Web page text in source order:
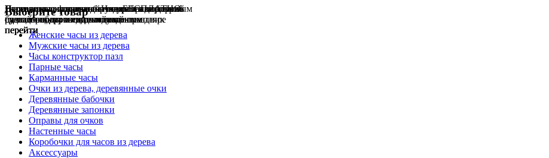
Гравировка на часахобычнаяБЕСПЛАТНО
сделай подарок индивидуальным
перейти
Деревянные флешкии ручкис гравировкой
сделаем подарок эксклюзивным
перейти
Настенные резныечасыНатуральное дерево
ручная работа в единичном экземпляре
перейти
Парные часыотличный подарок влюблённым
на годовщину или семейный праздник
перейти
Деревянные оправыдля очковбез диоптрий
будь стильным всегда и везде
перейти
Выберите товар
Женские часы из дерева
Мужские часы из дерева
Часы конструктор пазл
Парные часы
Карманные часы
Очки из дерева, деревянные очки
Деревянные бабочки
Деревянные запонки
Оправы для очков
Настенные часы
Коробочки для часов из дерева
Аксессуары